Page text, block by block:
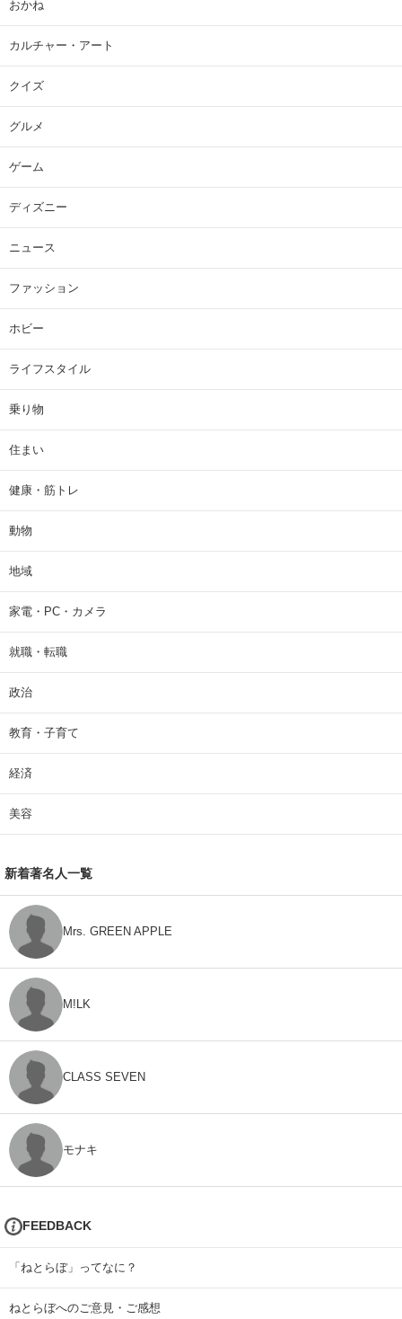
おかね
カルチャー・アート
クイズ
グルメ
ゲーム
ディズニー
ニュース
ファッション
ホビー
ライフスタイル
乗り物
住まい
健康・筋トレ
動物
地域
家電・PC・カメラ
就職・転職
政治
教育・子育て
経済
美容
新着著名人一覧
Mrs. GREEN APPLE
M!LK
CLASS SEVEN
モナキ
FEEDBACK
「ねとらぼ」ってなに？
ねとらぼへのご意見・ご感想